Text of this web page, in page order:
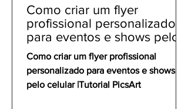
Como criar um flyer
profissional personalizado
para eventos e shows pelo
celular | Tutorial PicsArt
Como criar um flyer profissional
personalizado para eventos e shows
pelo celular |Tutorial PicsArt